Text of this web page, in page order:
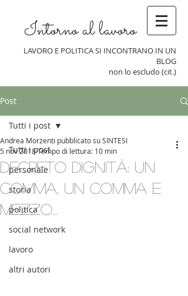
Intorno al lavoro
LAVORO E POLITICA SI INCONTRANO IN UN
BLOG
non lo escludo (cit.)
Post
Tutti i post
personale
storia
politica
social network
lavoro
altri autori
Tutti i post
Decreto dignità: un
comma, un comma e
mezzo...
Andrea Morzenti pubblicato su SINTESI
5 nov 2018Tempo di lettura: 10 min